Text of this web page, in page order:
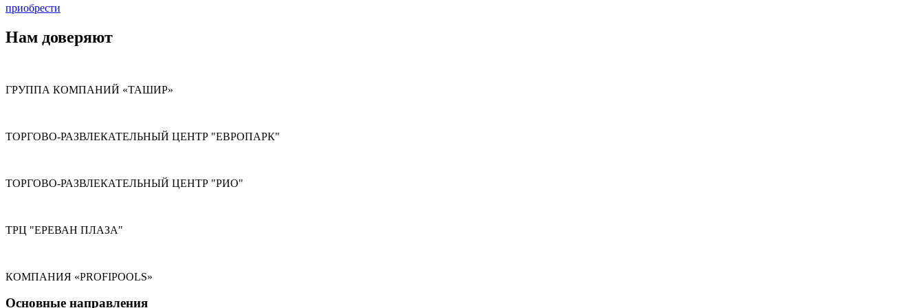
приобрести
Нам доверяют
ГРУППА КОМПАНИЙ «ТАШИР»
ТОРГОВО-РАЗВЛЕКАТЕЛЬНЫЙ ЦЕНТР "ЕВРОПАРК"
ТОРГОВО-РАЗВЛЕКАТЕЛЬНЫЙ ЦЕНТР "РИО"
ТРЦ "ЕРЕВАН ПЛАЗА"
КОМПАНИЯ «PROFIPOOLS»
Основные направления